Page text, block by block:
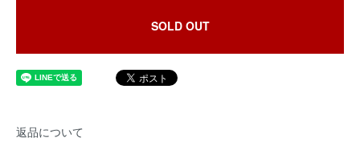
SOLD OUT
返品について